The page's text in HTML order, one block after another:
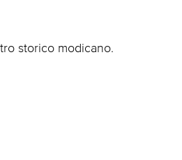
storico modicano.